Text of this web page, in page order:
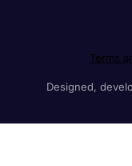
Terms
Designed,